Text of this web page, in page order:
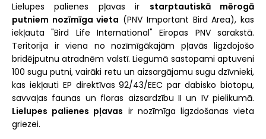
Lielupes palienes pļavas ir starptautiskā mērogā
putniem nozīmīga vieta (PNV Important Bird Area), kas
iekļauta "Bird Life International" Eiropas PNV sarakstā.
Teritorija ir viena no nozīmīgākajām pļavās ligzdojošo
bridējputnu atradnēm valstī. Liegumā sastopami aptuveni
100 sugu putni, vairāki retu un aizsargājamu sugu dzīvnieki,
kas iekļauti EP direktīvas 92/43/EEC par dabisko biotopu,
savvaļas faunas un floras aizsardzību II un IV pielikumā.
Lielupes palienes pļavas ir nozīmīga ligzdošanas vieta
griezei.